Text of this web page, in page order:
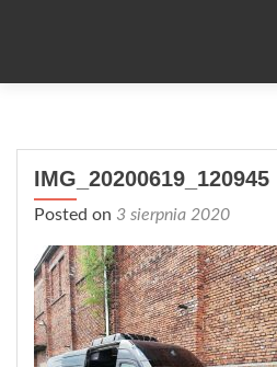
IMG_20200619_120945
Posted on 3 sierpnia 2020